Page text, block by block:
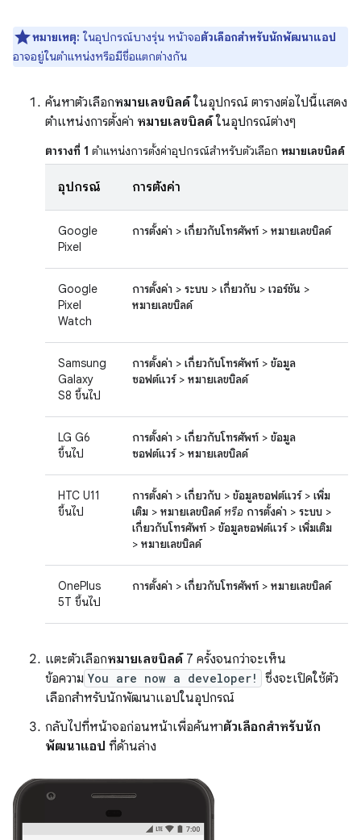
หมายเหตุ: ในอุปกรณ์บางรุ่น หน้าจอตัวเลือกสำหรับนักพัฒนาแอป
อาจอยู่ในตำแหน่งหรือมีชื่อแตกต่างกัน
ค้นหาตัวเลือกหมายเลขบิลด์ในอุปกรณ์ ตารางต่อไปนี้แสดง
ตำแหน่งการตั้งค่า หมายเลขบิลด์ในอุปกรณ์ต่างๆ
ตารางที่ 1 ตำแหน่งการตั้งค่าอุปกรณ์สำหรับตัวเลือก หมายเลขบิลด์
อุปกรณ์ การตั้งค่า
Google
Pixel
การตั้งค่า > เกี่ยวกับโทรศัพท์> หมายเลขบิลด์
Google
Pixel
Watch
การตั้งค่า > ระบบ > เกี่ยวกับ > เวอร์ชัน >
หมายเลขบิลด์
Samsung
Galaxy
S8 ขึ้นไป
การตั้งค่า > เกี่ยวกับโทรศัพท์> ข้อมูล
ซอฟต์แวร์> หมายเลขบิลด์
LG G6
ขึ้นไป
การตั้งค่า > เกี่ยวกับโทรศัพท์> ข้อมูล
ซอฟต์แวร์> หมายเลขบิลด์
HTC U11
ขึ้นไป
การตั้งค่า > เกี่ยวกับ > ข้อมูลซอฟต์แวร์> เพิ่ม
เติม > หมายเลขบิลด์ หรือ การตั้งค่า > ระบบ >
เกี่ยวกับโทรศัพท์> ข้อมูลซอฟต์แวร์> เพิ่มเติม
> หมายเลขบิลด์
OnePlus
5T ขึ้นไป
การตั้งค่า > เกี่ยวกับโทรศัพท์> หมายเลขบิลด์
แตะตัวเลือกหมายเลขบิลด์7 ครั้งจนกว่าจะเห็น
ข้อความ You are now a developer!
ซึ่งจะเปิดใช้ตัว
เลือกสำหรับนักพัฒนาแอปในอุปกรณ์
กลับไปที่หน้าจอก่อนหน้าเพื่อค้นหาตัวเลือกสำหรับนัก
พัฒนาแอป ที่ด้านล่าง